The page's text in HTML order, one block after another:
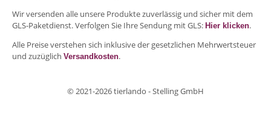
Wir versenden alle unsere Produkte zuverlässig und sicher mit dem
GLS-Paketdienst. Verfolgen Sie Ihre Sendung mit GLS: Hier klicken.
Alle Preise verstehen sich inklusive der gesetzlichen Mehrwertsteuer
und zuzüglich Versandkosten.
© 2021-2026 tierlando - Stelling GmbH